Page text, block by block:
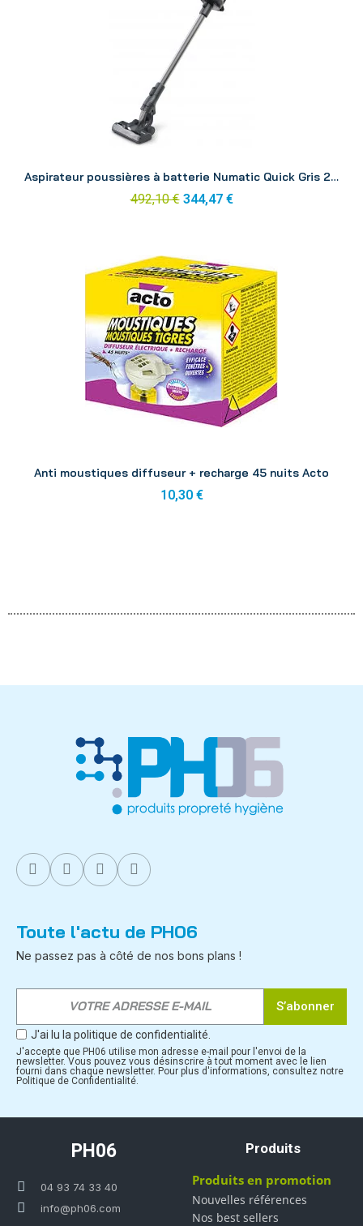
Aspirateur poussières à batterie Numatic Quick Gris 2 batteries
492,10 € 344,47 €
Anti moustiques diffuseur + recharge 45 nuits Acto
10,30 €
Toute l'actu de PH06
Ne passez pas à côté de nos bons plans !
S’abonner
J'ai lu la politique de confidentialité.
J'accepte que PH06 utilise mon adresse e-mail pour l'envoi de la
newsletter. Vous pouvez vous désinscrire à tout moment avec le lien
fourni dans chaque newsletter. Pour plus d'informations, consultez notre
Politique de Confidentialité.
PH06
04 93 74 33 40
info@ph06.com
Produits
Produits en promotion
Nouvelles références
Nos best sellers